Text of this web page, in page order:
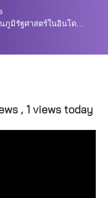
นภูมิรัฐศาสตร์ในอินโด…
, 1 views today